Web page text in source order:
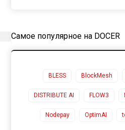
Самое популярное на DOCER
BLESS BlockMesh
DISTRIBUTE AI FLOW3
Nodepay OptimAI